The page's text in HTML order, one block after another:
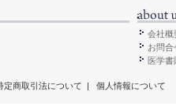
会社概
お問合
医学
定商取引法について 個人情報について